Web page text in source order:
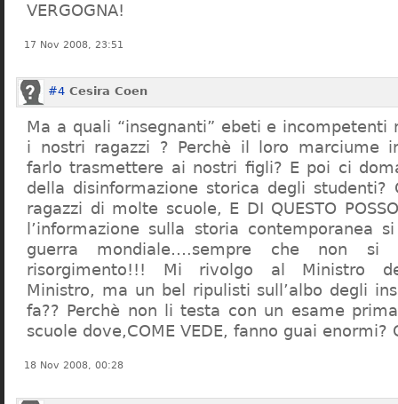
VERGOGNA!
17 Nov 2008, 23:51
#4 Cesira Coen
Ma a quali “insegnanti” ebeti e
i nostri ragazzi ? Perchè il loro marciume
farlo trasmettere ai nostri figli? E poi ci
della disinformazione storica degli
ragazzi di molte scuole, E DI QUESTO POSSO
l’informazione sulla storia contemporanea
guerra mondiale….sempre che non
risorgimento!!! Mi rivolgo al Ministro
Ministro, ma un bel ripulisti sull’albo degli
fa?? Perchè non li testa con un esame
scuole dove,COME VEDE, fanno guai enormi?
18 Nov 2008, 00:28